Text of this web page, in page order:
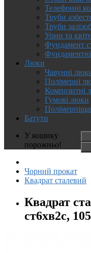
Телефонні
Труби
Труби
Урни та
Фундамент
Люки
Чавунні
Полімерні
Композитні
Гумові люки
Батути
У кошику
порожньо!
Чорний прокат
Квадрат сталевий
Квадрат
ст6хв2с,